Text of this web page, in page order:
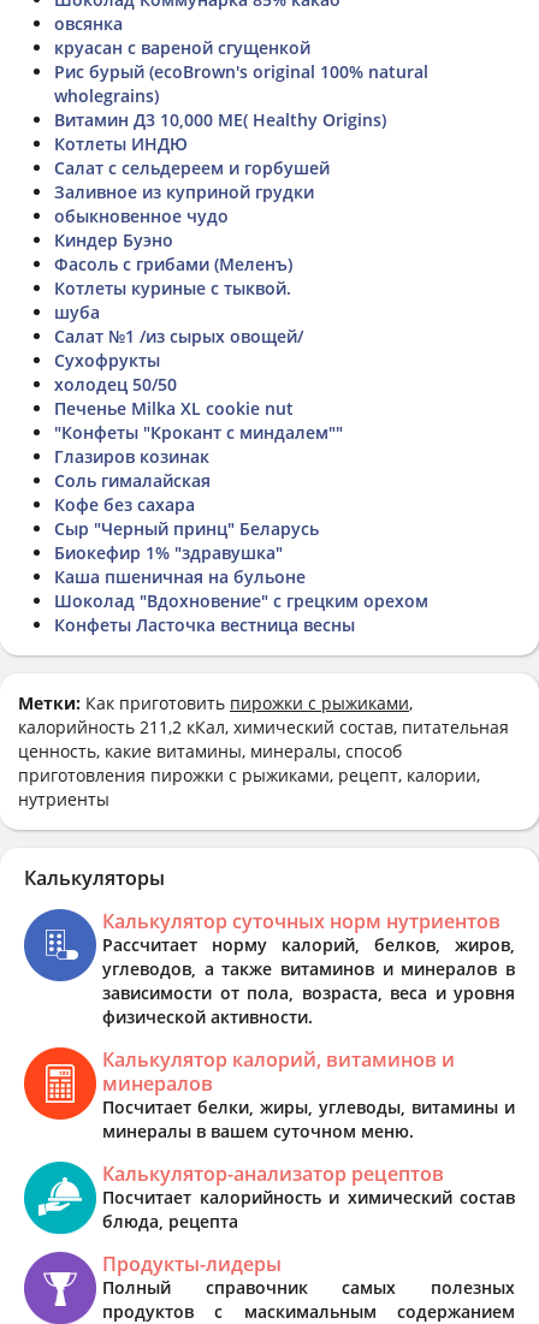
овсянка
круасан с вареной сгущенкой
Рис бурый (ecoBrown's original 100% natural
wholegrains)
Витамин Д3 10,000 МЕ( Healthy Origins)
Котлеты ИНДЮ
Салат с сельдереем и горбушей
Заливное из куприной грудки
обыкновенное чудо
Киндер Буэно
Фасоль с грибами (Меленъ)
Котлеты куриные с тыквой.
шуба
Салат №1 /из сырых овощей/
Сухофрукты
холодец 50/50
Печенье Milka XL cookie nut
"Конфеты "Крокант с миндалем""
Глазиров козинак
Соль гималайская
Кофе без сахара
Сыр "Черный принц" Беларусь
Биокефир 1% "здравушка"
Каша пшеничная на бульоне
Шоколад "Вдохновение" с грецким орехом
Конфеты Ласточка вестница весны
Метки: Как приготовить пирожки с рыжиками,
калорийность 211,2 кКал, химический состав, питательная
ценность, какие витамины, минералы, способ
приготовления пирожки с рыжиками, рецепт, калории,
нутриенты
Калькуляторы
Калькулятор суточных норм нутриентов
Рассчитает норму калорий, белков, жиров,
углеводов, а также витаминов и минералов в
зависимости от пола, возраста, веса и уровня
физической активности.
Калькулятор калорий, витаминов и
минералов
Посчитает белки, жиры, углеводы, витамины и
минералы в вашем суточном меню.
Калькулятор-анализатор рецептов
Посчитает калорийность и химический состав
блюда, рецепта
Продукты-лидеры
Полный справочник самых полезных
продуктов с маскимальным содержанием